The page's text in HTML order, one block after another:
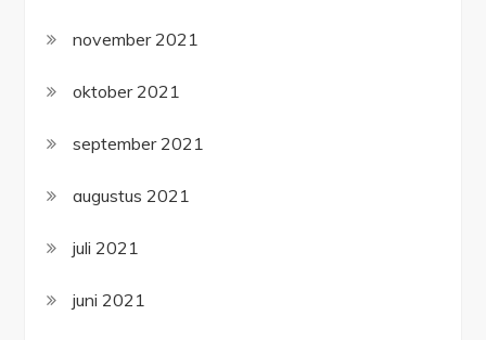
november 2021
oktober 2021
september 2021
augustus 2021
juli 2021
juni 2021